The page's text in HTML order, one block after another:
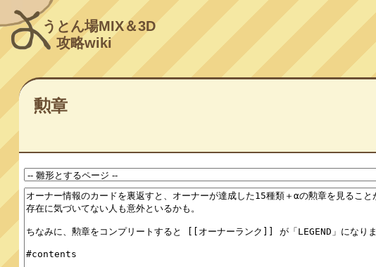
うとん場MIX＆3D
攻略wiki
勲章